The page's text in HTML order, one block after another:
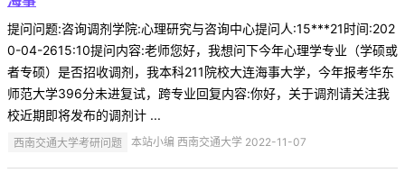
提问问题:咨询调剂学院:心理研究与咨询中心提问人:15***21时间:202
0-04-2615:10提问内容:老师您好，我想问下今年心理学专业（学硕或
者专硕）是否招收调剂，我本科211院校大连海事大学，今年报考华东
师范大学396分未进复试，跨专业回复内容:你好，关于调剂请关注我
校近期即将发布的调剂计 ...
西南交通大学考研问题 本站小编 西南交通大学 2022-11-07